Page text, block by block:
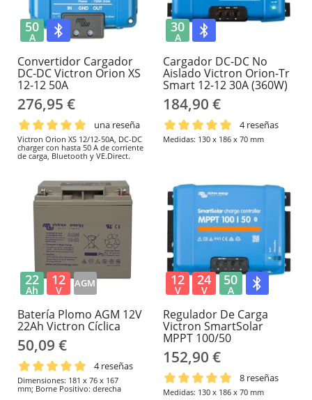
Convertidor Cargador
DC-DC Victron Orion XS
12-12 50A
276,95 €
una reseña
Victron Orion XS 12/12-50A, DC-DC
charger con hasta 50 A de corriente
de carga, Bluetooth y VE.Direct.
Carga baterías auxiliares desde la
y programable.
50
A
Cargador DC-DC No
Aislado Victron Orion-Tr
Smart 12-12 30A (360W)
184,90 €
4 reseñas
Medidas: 130 x 186 x 70 mm
30
A
Batería Plomo AGM 12V
22Ah Victron Cíclica
50,09 €
4 reseñas
Dimensiones: 181 x 76 x 167
mm; Borne Positivo: derecha
22
Ah
12
V
AGM
Regulador De Carga
Victron SmartSolar
MPPT 100/50
152,90 €
8 reseñas
Medidas: 130 x 186 x 70 mm
12
V
24
V
50
A